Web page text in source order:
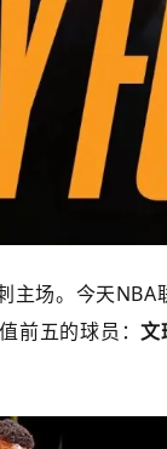
主场。今天NBA
前五的球员：文